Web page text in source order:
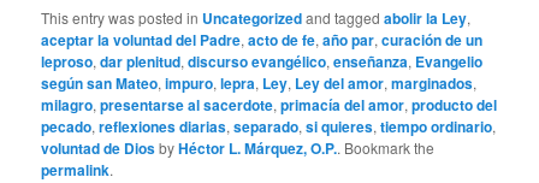
This entry was posted in Uncategorizedand taggedabolir la Ley,
aceptar la voluntad del Padre,acto de fe,año par,curación de un
leproso,dar plenitud,discurso evangélico,enseñanza, Evangelio
según san Mateo,impuro,lepra, Ley, Ley del amor,marginados,
milagro,presentarse al sacerdote,primacía del amor,producto del
pecado,reflexiones diarias,separado,si quieres,tiempo ordinario,
voluntad de DiosbyHéctor L. Márquez, O.P.. Bookmark the
permalink.